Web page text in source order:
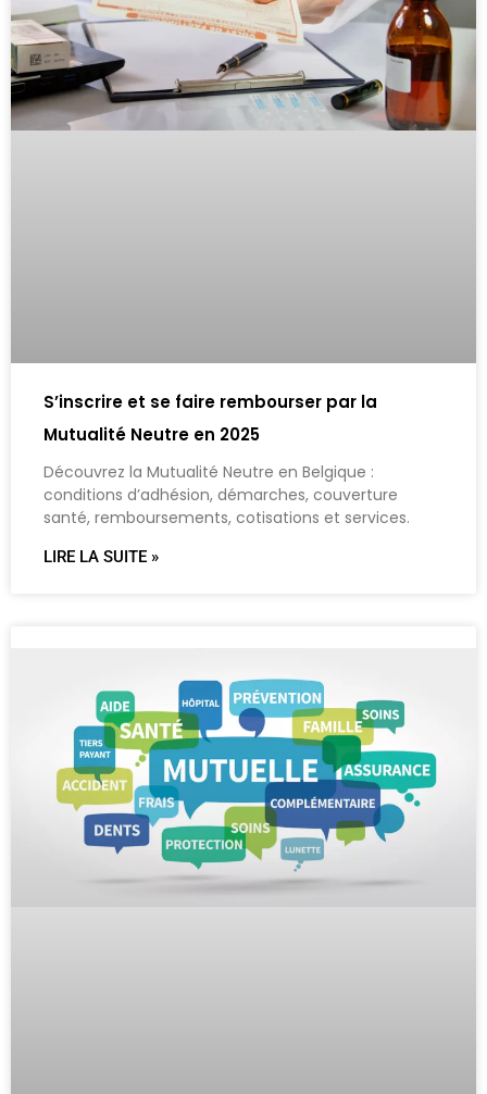
S’inscrire et se faire rembourser par la
Mutualité Neutre en 2025
Découvrez la Mutualité Neutre en Belgique :
conditions d’adhésion, démarches, couverture
santé, remboursements, cotisations et services.
LIRE LA SUITE »